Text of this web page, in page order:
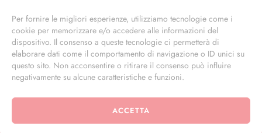
Per fornire le migliori esperienze, utilizziamo tecnologie come i
cookie per memorizzare e/o accedere alle informazioni del
dispositivo. Il consenso a queste tecnologie ci permetterà di
elaborare dati come il comportamento di navigazione o ID unici su
questo sito. Non acconsentire o ritirare il consenso può influire
negativamente su alcune caratteristiche e funzioni.
ACCETTA
info@masterphil.it